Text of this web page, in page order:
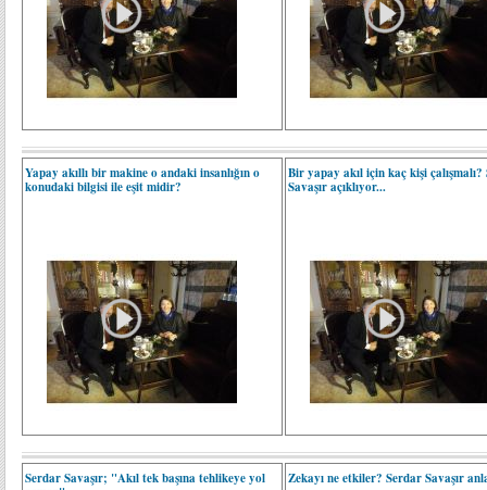
Yapay akıllı bir makine o andaki insanlığın o
konudaki bilgisi ile eşit midir?
Bir yapay akıl için kaç kişi
Savaşır açıklıyor...
Serdar Savaşır; "Akıl tek başına tehlikeye yol
Zekayı ne etkiler? Serdar Savaşır